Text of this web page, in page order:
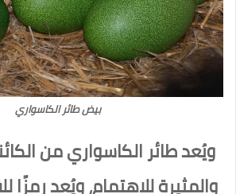
بيض طائر الكاسواري
ويُعد طائر الكاسواري من
والمثيرة للاهتمام، ويُعد